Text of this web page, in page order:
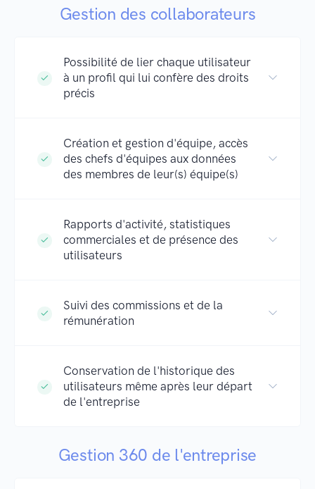
Gestion des collaborateurs
Possibilité de lier chaque utilisateur
à un profil qui lui confère des droits
précis
Création et gestion d'équipe, accès
des chefs d'équipes aux données
des membres de leur(s) équipe(s)
Rapports d'activité, statistiques
commerciales et de présence des
utilisateurs
Suivi des commissions et de la
rémunération
Conservation de l'historique des
utilisateurs même après leur départ
de l'entreprise
Gestion 360 de l'entreprise